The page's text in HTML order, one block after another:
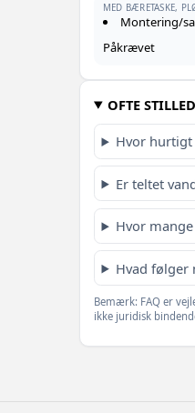
MED BÆRETASKE,
Montering/
Påkrævet
OFTE
Hvor
Er teltet
Hvor
Hvad følger
Bemærk: FAQ er
ikke juridisk